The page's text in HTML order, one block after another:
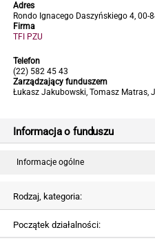
Adres
Rondo Ignacego Daszyńskiego 4, 00-
Firma
TFI PZU
Telefon
(22) 582 45 43
Zarządzający funduszem
Łukasz Jakubowski, Tomasz Matras,
Informacja o funduszu
Informacje ogólne
Rodzaj, kategoria:
Początek działalności: